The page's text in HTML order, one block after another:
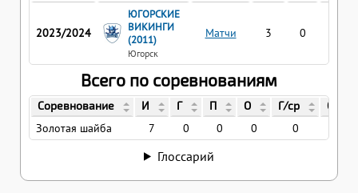
2023/2024
ЮГОРСКИЕ
ВИКИНГИ
(2011)
Югорск
Матчи 3 0
Всего по соревнованиям
Соревнование И Г П О Г/ср О/ср
Золотая шайба 7 0 0 0 0
Глоссарий